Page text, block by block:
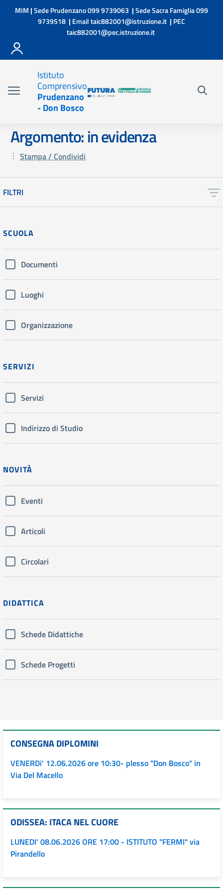
Vai ai contenuti
Vai al menu di navigazione
Vai al footer
MIM |Sede Prudenzano099 9739063 |Sede Sacra Famiglia099
9739518 | Emailtaic882001@istruzione.it | PEC
taic882001@pec.istruzione.it
Istituto
Comprensivo
Prudenzano
- Don Bosco
Argomento: in evidenza
Stampa / Condividi
FILTRI
SCUOLA
Documenti
Luoghi
Organizzazione
SERVIZI
Servizi
Indirizzo di Studio
NOVITÀ
Eventi
Articoli
Circolari
DIDATTICA
Schede Didattiche
Schede Progetti
CONSEGNA DIPLOMINI
VENERDi' 12.06.2026 ore 10:30- plesso "Don Bosco" in
Via Del Macello
ODISSEA: ITACA NEL CUORE
LUNEDI' 08.06.2026 ORE 17:00 - ISTITUTO "FERMI" via
Pirandello